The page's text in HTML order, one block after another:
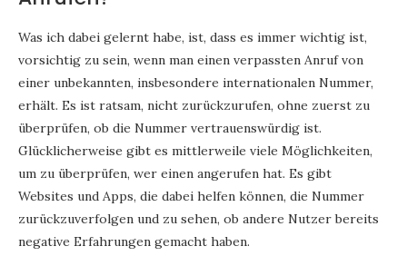
Was ich dabei gelernt habe, ist, dass es immer wichtig ist,
vorsichtig zu sein, wenn man einen verpassten Anruf von
einer unbekannten, insbesondere internationalen Nummer,
erhält. Es ist ratsam, nicht zurückzurufen, ohne zuerst zu
überprüfen, ob die Nummer vertrauenswürdig ist.
Glücklicherweise gibt es mittlerweile viele Möglichkeiten,
um zu überprüfen, wer einen angerufen hat. Es gibt
Websites und Apps, die dabei helfen können, die Nummer
zurückzuverfolgen und zu sehen, ob andere Nutzer bereits
negative Erfahrungen gemacht haben.